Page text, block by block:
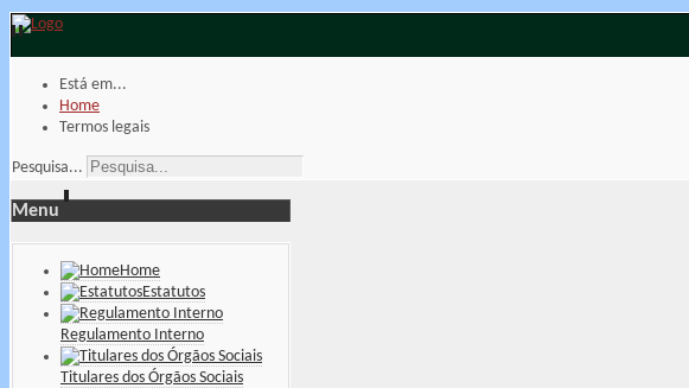
Está em...
Home
Termos legais
Pesquisa...
Menu
Home
Estatutos
Regulamento Interno
Titulares dos Órgãos Sociais